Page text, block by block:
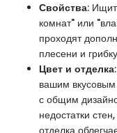
Свойства:
комнат" или
проходят
плесени и
Цвет и отделка
вашим вкусовым
с общим
недостатки